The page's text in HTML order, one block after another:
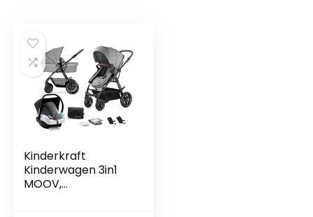
Kinderkraft
Kinderwagen 3in1
MOOV,